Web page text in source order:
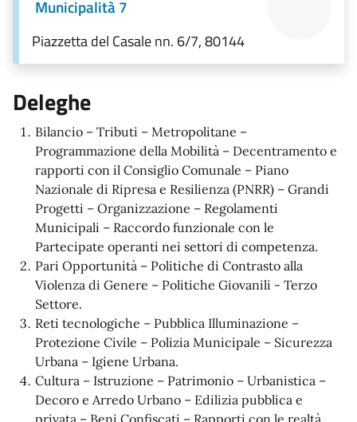
Municipalità 7
Piazzetta del Casale nn. 6/7, 80144
Deleghe
Bilancio – Tributi – Metropolitane –
Programmazione della Mobilità – Decentramento e
rapporti con il Consiglio Comunale – Piano
Nazionale di Ripresa e Resilienza (PNRR) – Grandi
Progetti – Organizzazione – Regolamenti
Municipali – Raccordo funzionale con le
Partecipate operanti nei settori di competenza.
Pari Opportunità – Politiche di Contrasto alla
Violenza di Genere – Politiche Giovanili - Terzo
Settore.
Reti tecnologiche – Pubblica Illuminazione –
Protezione Civile – Polizia Municipale – Sicurezza
Urbana – Igiene Urbana.
Cultura – Istruzione – Patrimonio – Urbanistica –
Decoro e Arredo Urbano – Edilizia pubblica e
privata – Beni Confiscati – Rapporti con le realtà